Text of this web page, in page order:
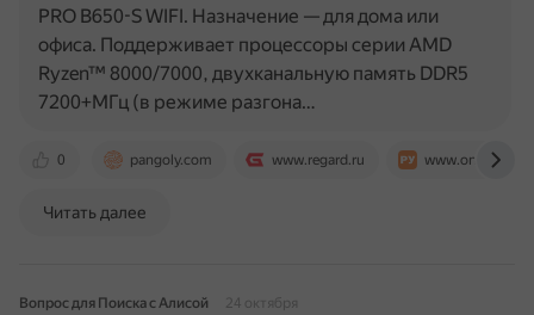
0 pangoly.com www.regard.ru
PRO B650-S WIFI. Назначение — для дома или
офиса. Поддерживает процессоры серии AMD
Ryzen™ 8000/7000, двухканальную память DDR5
7200+МГц (в режиме разгона…
Читать далее
Вопрос для Поиска с Алисой
24 октября